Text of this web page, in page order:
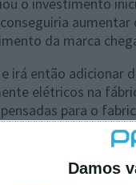
Damos
da marca
irá então adicionar
elétricos na
para o